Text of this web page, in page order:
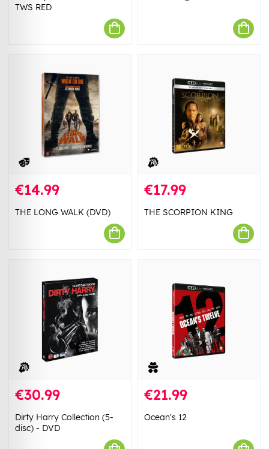
TWS RED
€14.99
THE LONG WALK (DVD)
€17.99
THE SCORPION KING
€30.99
Dirty Harry Collection (5-
disc) - DVD
€21.99
Ocean's 12